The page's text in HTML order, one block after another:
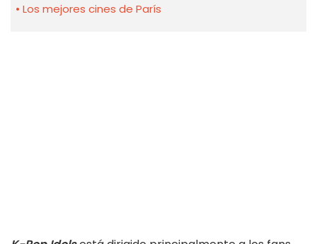
Los mejores cines de París